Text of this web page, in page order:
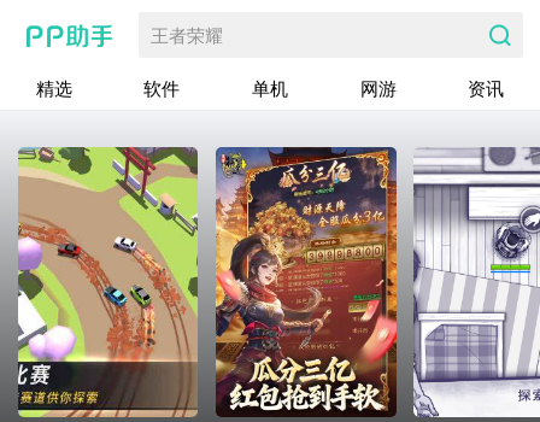
王者荣耀
精选 软件 单机 网游 资讯